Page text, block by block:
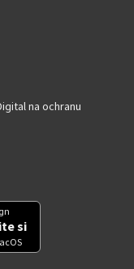
na ochranu
si